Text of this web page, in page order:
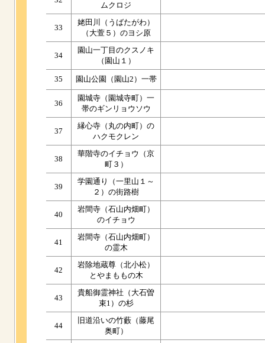
ムクロジ
33
姥田川（うばたがわ）
（大萱５）のヨシ原
34
園山一丁目のクスノキ
（園山１）
35 園山公園（園山2）一帯
36
園城寺（園城寺町）一
帯のギンリョウソウ
37
縁心寺（丸の内町）の
ハクモクレン
38
華階寺のイチョウ（京
町３）
39
学園通り（一里山１～
２）の街路樹
40
岩間寺（石山内畑町）
のイチョウ
41
岩間寺（石山内畑町）
の霊木
42
岩除地蔵尊（北小松）
とやまももの木
43
貴船御霊神社（大石曽
束1）の杉
44
旧道沿いの竹藪（藤尾
奥町）